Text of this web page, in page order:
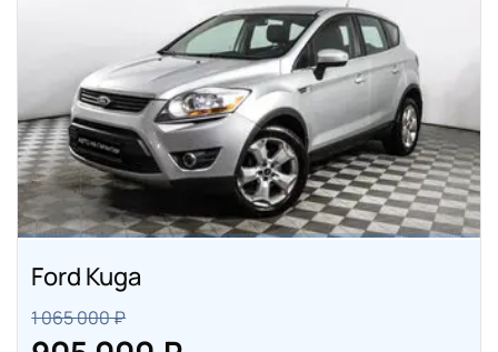
Ford Kuga
1 065 000 ₽